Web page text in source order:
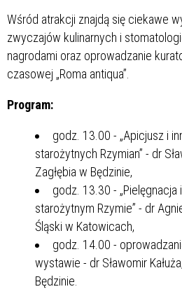
Wśród atrakcji znajdą się ciekawe
zwyczajów kulinarnych i
nagrodami oraz oprowadzanie
czasowej „Roma antiqua”.
Program:
godz. 13.00 - „Apicjusz i
starożytnych Rzymian” - dr
Zagłębia w Będzinie,
godz. 13.30 -
starożytnym Rzymie” - dr
Śląski w Katowicach,
godz. 14.00 -
wystawie - dr Sławomir
Będzinie.